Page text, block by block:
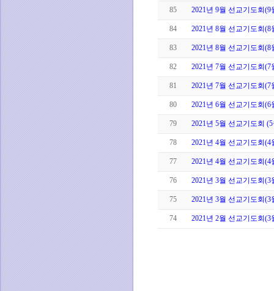
85 2021년 9월 선교기도회
84 2021년 8월 선교기도회(8
83 2021년 8월 선교기도회
82 2021년 7월 선교기도회(7
81 2021년 7월 선교기도회
80 2021년 6월 선교기도회
79 2021년 5월 선교기도회
78 2021년 4월 선교기도회(4
77 2021년 4월 선교기도회
76 2021년 3월 선교기도회(3
75 2021년 3월 선교기도회
74 2021년 2월 선교기도회(3